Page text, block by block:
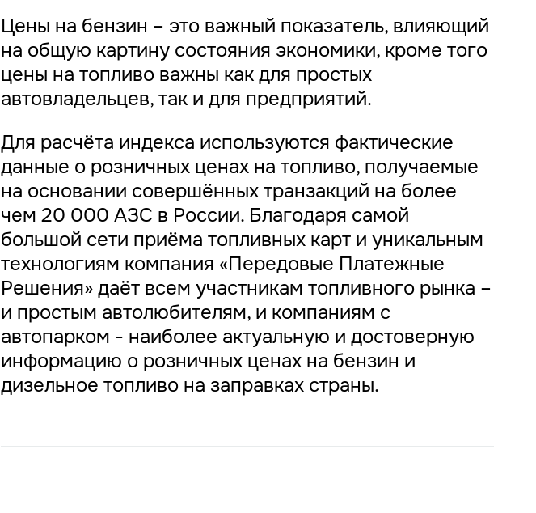
Цены на бензин – это важный показатель, влияющий
на общую картину состояния экономики, кроме того
цены на топливо важны как для простых
автовладельцев, так и для предприятий.
Для расчёта индекса используются фактические
данные о розничных ценах на топливо, получаемые
на основании совершённых транзакций на более
чем 20 000 АЗС в России. Благодаря самой
большой сети приёма топливных карт и уникальным
технологиям компания «Передовые Платежные
Решения» даёт всем участникам топливного рынка –
и простым автолюбителям, и компаниям с
автопарком - наиболее актуальную и достоверную
информацию о розничных ценах на бензин и
дизельное топливо на заправках страны.